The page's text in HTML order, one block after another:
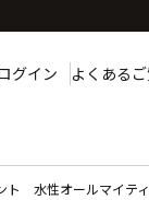
グイン よくある
ト 水性オールマイ